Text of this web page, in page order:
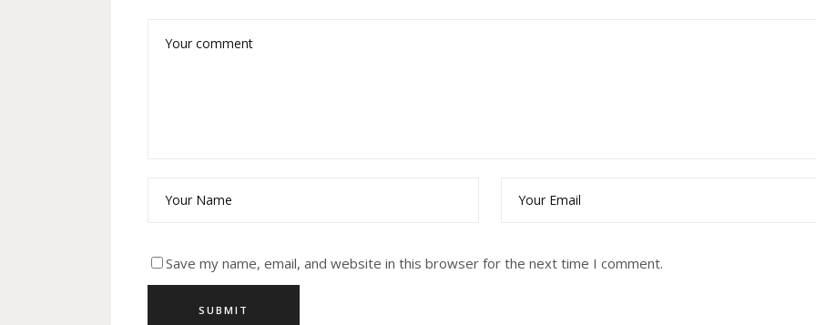
Save my name, email, and website in this browser for the next time I comment.